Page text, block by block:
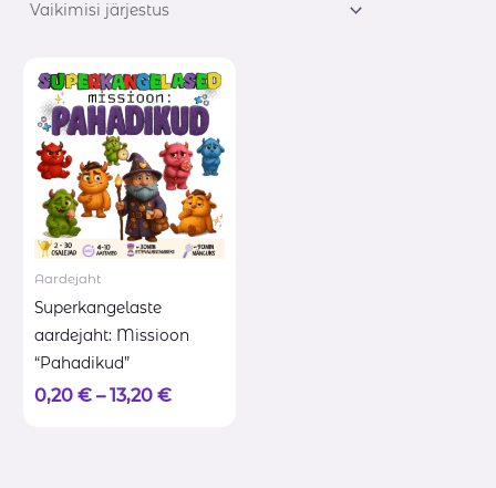
Aardejaht
Superkangelaste
aardejaht: Missioon
“Pahadikud”
0,20 € – 13,20 €
Hinnavahemik:
0,20 €
kuni
13,20 €